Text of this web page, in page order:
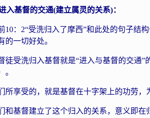
入基督的交通(建立属灵的关系)：
10： 2“受洗归入了摩西”和此处的句子结
的一切好处。
徒受洗归入基督就是“进入与基督的交通
。
所享受的，就是基督在十字架上的功劳
和基督建立了这个归入的关系，意义即